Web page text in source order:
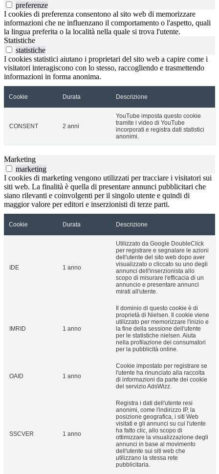
preferenze
I cookies di preferenza consentono al sito web di memorizzare
informazioni che ne influenzano il comportamento o l'aspetto, quali
la lingua preferita o la località nella quale si trova l'utente.
Statistiche
statistiche
I cookies statistici aiutano i proprietari del sito web a capire come i
visitatori interagiscono con lo stesso, raccogliendo e trasmettendo
informazioni in forma anonima.
Cookie Durata Descrizione
CONSENT 2 anni
YouTube imposta questo cookie
tramite i video di YouTube
incorporati e registra dati statistici
anonimi.
Marketing
marketing
I cookies di marketing vengono utilizzati per tracciare i visitatori sui
siti web. La finalità è quella di presentare annunci pubblicitari che
siano rilevanti e coinvolgenti per il singolo utente e quindi di
maggior valore per editori e inserzionisti di terze parti.
Cookie Durata Descrizione
IDE 1 anno
Utilizzato da Google DoubleClick
per registrare e segnalare le azioni
dell'utente del sito web dopo aver
visualizzato o cliccato su uno degli
annunci dell'inserzionista allo
scopo di misurare l'efficacia di un
annuncio e presentare annunci
mirati all'utente.
IMRID 1 anno
Il dominio di questo cookie è di
proprietà di Nielsen. Il cookie viene
utilizzato per memorizzare l'inizio e
la fine della sessione dell'utente
per le statistiche nielsen. Aiuta
nella profilazione dei consumatori
per la pubblicità online.
OAID 1 anno
Cookie impostato per registrare se
l'utente ha rinunciato alla raccolta
di informazioni da parte dei cookie
del servizio AdsWizz.
SSCVER 1 anno
Registra i dati dell'utente resi
anonimi, come l'indirizzo IP, la
posizione geografica, i siti Web
visitati e gli annunci su cui l'utente
ha fatto clic, allo scopo di
ottimizzare la visualizzazione degli
annunci in base al movimento
dell'utente sui siti web che
utilizzano la stessa rete
pubblicitaria.